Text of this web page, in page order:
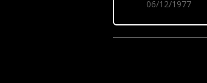
06/12/1977